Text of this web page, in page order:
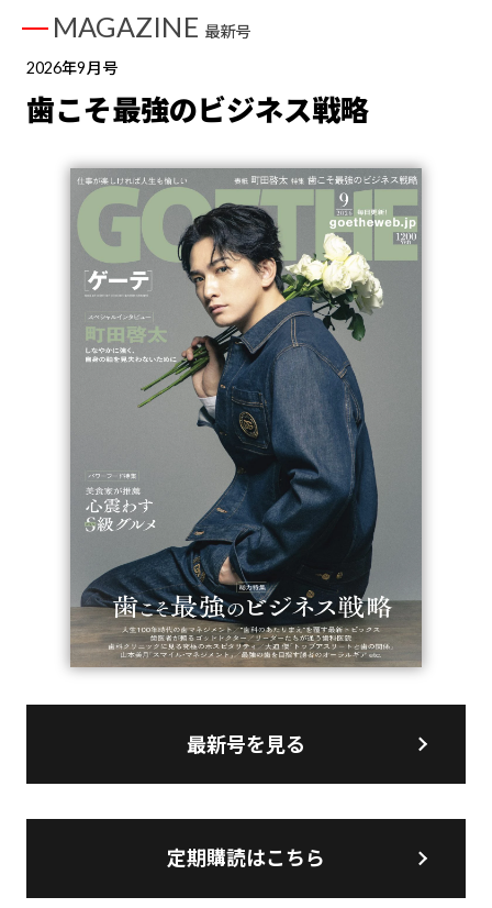
MAGAZINE 最新号
2026年9月号
歯こそ最強のビジネス戦略
最新号を見る
定期購読はこちら